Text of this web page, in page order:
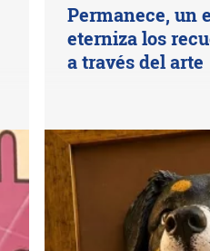
Permanece, un
eterniza los
a través del arte